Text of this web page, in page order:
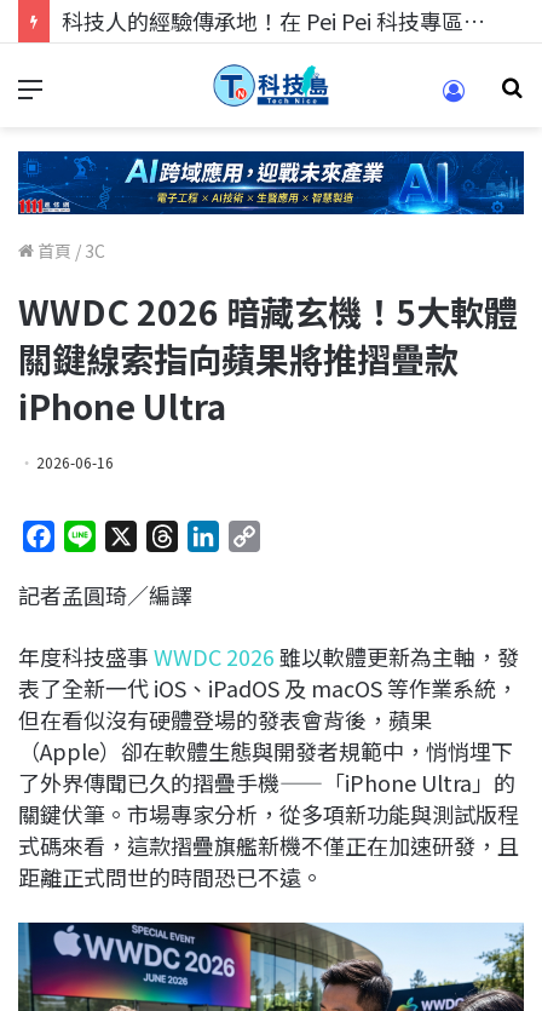
科技人的經驗傳承地！在 Pei Pei 科技專區，與學弟妹交流最硬核的技術
首頁 / 3C
WWDC 2026 暗藏玄機！5大軟體
關鍵線索指向蘋果將推摺疊款
iPhone Ultra
2026-06-16
c
b
o
o
k
n
r
a
d
s
e
d
I
n
L
i
n
k
記者孟圓琦／編譯
年度科技盛事WWDC 2026 雖以軟體更新為主軸，發
表了全新一代 iOS、iPadOS 及 macOS 等作業系統，
但在看似沒有硬體登場的發表會背後，蘋果
（Apple）卻在軟體生態與開發者規範中，悄悄埋下
了外界傳聞已久的摺疊手機——「iPhone Ultra」的
關鍵伏筆。市場專家分析，從多項新功能與測試版程
式碼來看，這款摺疊旗艦新機不僅正在加速研發，且
距離正式問世的時間恐已不遠。